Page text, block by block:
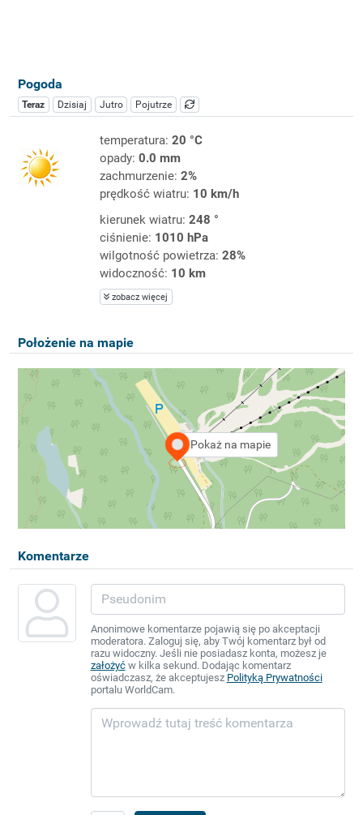
Pogoda
Teraz Dzisiaj Jutro Pojutrze
temperatura: 20 °C
opady: 0.0 mm
zachmurzenie: 2%
prędkość wiatru: 10 km/h
kierunek wiatru: 248 °
ciśnienie: 1010 hPa
wilgotność powietrza: 28%
widoczność: 10 km
zobacz więcej
Położenie na mapie
Pokaż na mapie
Komentarze
Anonimowe komentarze pojawią się po akceptacji
moderatora. Zaloguj się, aby Twój komentarz był od
razu widoczny. Jeśli nie posiadasz konta, możesz je
założyćw kilka sekund. Dodając komentarz
oświadczasz, że akceptujesz Polityką Prywatności
portalu WorldCam.